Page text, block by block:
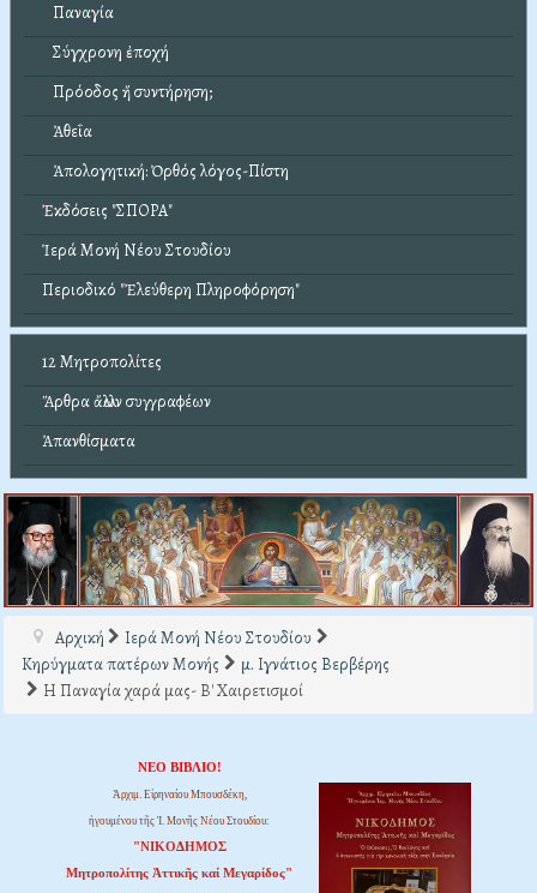
Παναγία
Σύγχρονη ἐποχή
Πρόοδος ἤ συντήρηση;
Ἀθεΐα
Ἀπολογητική: Ὀρθός λόγος-Πίστη
Ἐκδόσεις "ΣΠΟΡΑ"
Ἱερά Μονή Νέου Στουδίου
Περιοδικό "Ἐλεύθερη Πληροφόρηση"
12 Μητροπολίτες
Ἄρθρα ἄλλων συγγραφέων
Ἀπανθίσματα
Αρχική
Ιερά Μονή Νέου Στουδίου
Κηρύγματα πατέρων Μονής
μ. Ιγνάτιος Βερβέρης
Η Παναγία χαρά μας- Β' Χαιρετισμοί
ΝΕΟ ΒΙΒΛΙΟ!
Ἀρχιμ. Εἰρηναίου Μπουσδέκη,
ἡγουμένου τῆς Ἱ. Μονῆς Νέου Στουδίου:
"ΝΙΚΟΔΗΜΟΣ
Μητροπολίτης Ἀττικῆς καί Μεγαρίδος"